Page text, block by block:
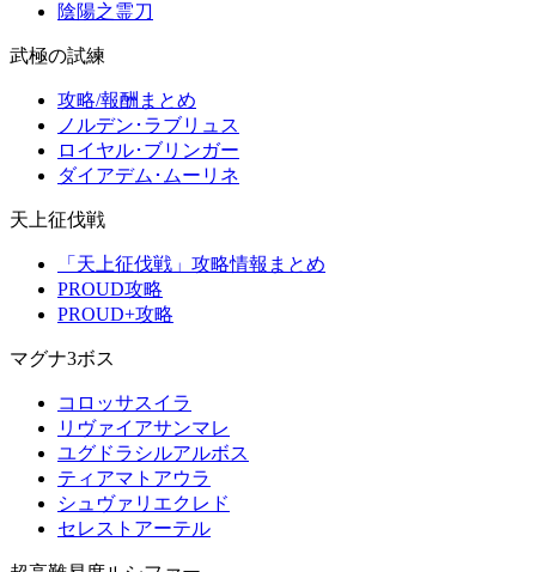
陰陽之霊刀
武極の試練
攻略/報酬まとめ
ノルデン･ラブリュス
ロイヤル･ブリンガー
ダイアデム･ムーリネ
天上征伐戦
「天上征伐戦」攻略情報まとめ
PROUD攻略
PROUD+攻略
マグナ3ボス
コロッサスイラ
リヴァイアサンマレ
ユグドラシルアルボス
ティアマトアウラ
シュヴァリエクレド
セレストアーテル